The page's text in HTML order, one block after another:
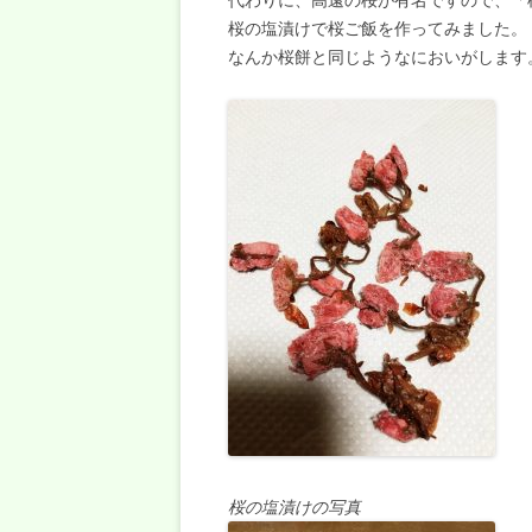
桜の塩漬けで桜ご飯を作ってみました。
なんか桜餅と同じようなにおいがします
桜の塩漬けの写真